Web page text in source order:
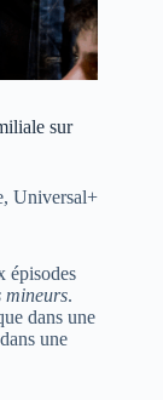
sur
, Universal+
épisodes
mineurs.
dans une
une